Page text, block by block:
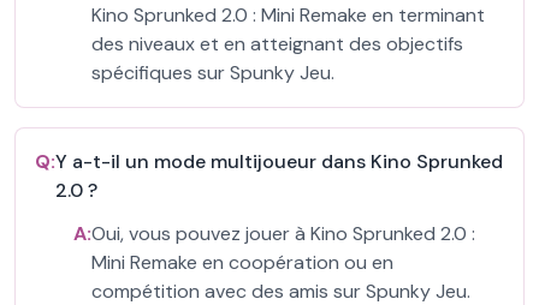
Kino Sprunked 2.0 : Mini Remake en terminant
des niveaux et en atteignant des objectifs
spécifiques sur Spunky Jeu.
Q:Y a-t-il un mode multijoueur dans Kino Sprunked
2.0 ?
A:Oui, vous pouvez jouer à Kino Sprunked 2.0 :
Mini Remake en coopération ou en
compétition avec des amis sur Spunky Jeu.